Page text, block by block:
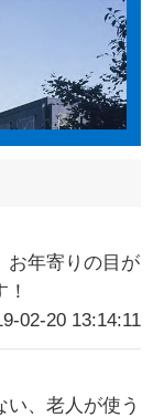
お年寄りの目が
02-20 13:14:11
、老人が使う